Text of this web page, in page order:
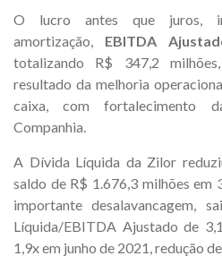
O lucro antes que juros,
amortização, EBITDA
totalizando R$ 347,2
resultado da melhoria
caixa, com fortalecimento
Companhia.
A Dívida Líquida da Zilor
saldo de R$ 1.676,3 milhões em
importante desalavancagem,
Líquida/EBITDA Ajustado de
1,9x em junho de 2021, redução